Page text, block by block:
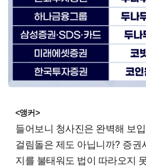
<앵커>
들어보니 청사진은 완벽해 보
걸림돌은 제도 아닙니까? 증권
지를 불태워도 법이 따라오지